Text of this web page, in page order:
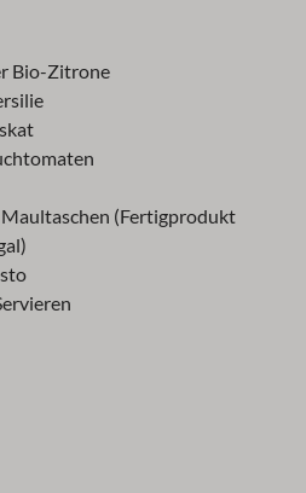
Bio-Zitrone
Maultaschen (Fertigprodukt